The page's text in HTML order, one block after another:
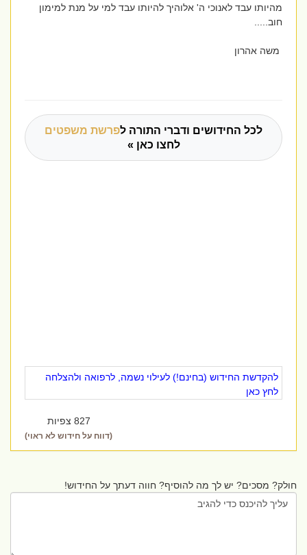
מהיותו עבד לאנוכי ה' אלוהיך להיותו עבד למי על מנת למימון
חוב.....
משה אהרון
לכל החידושים ודברי התורה לפרשת משפטים
לחצו כאן »
להקדשת החידוש (בחינם!) לעילוי נשמה, לרפואה ולהצלחה
לחץ כאן
827 צפיות
(דווח על חידוש לא ראוי)
חולק? מסכים? יש לך מה להוסיף? חווה דעתך על החידוש!